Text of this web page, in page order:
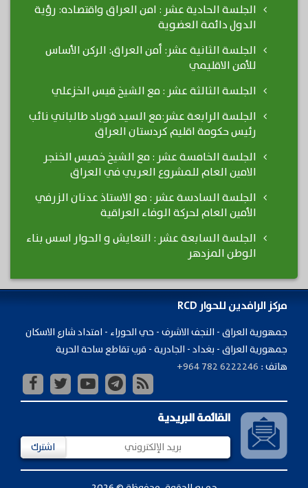
الجلسة الحادية عشر : امن العراق واقتصاده: رؤية
الدول دائمة العضوية
الجلسة الثانية عشر: أمن العراق: الركن الأساس
للأمن الاقليمي
الجلسة الثالثة عشر : مع الشيخ قيس الخزعلي
الجلسة الرابعة عشر:مع السيد قوباد طالباني نائب
رئيس حكومة اقليم كردستان العراق
الجلسة الخامسة عشر : مع الشيخ خميس الخنجر
الامين العام للمشروع العربي في العراق
الجلسة السادسة عشر : مع الاستاذ عدنان الزرفي
الأمين العام لحركة الوفاء العراقية
الجلسة السابعة عشر : التعايش و الحوار اسس بناء
الوطن المزدهر
مركز الرافدين للحوار RCD
جمهورية ​العراق - النجف الاشرف - حي الحوراء - امتداد شارع الاسكان
جمهورية العراق - بغداد - الجادرية - قرب تقاطع ساحة الحرية
هاتف : +964 782 6222246
القائمة البريدية
اشترك